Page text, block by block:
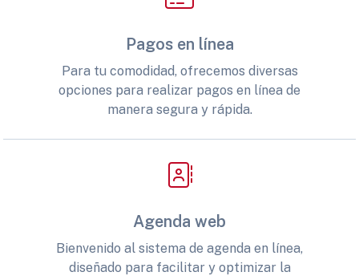
Pagos en línea
Para tu comodidad, ofrecemos diversas
opciones para realizar pagos en línea de
manera segura y rápida.
Agenda web
Bienvenido al sistema de agenda en línea,
diseñado para facilitar y optimizar la